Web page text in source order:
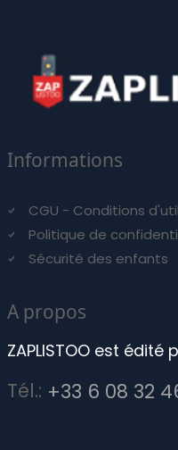
Informations
CGU - Conditions
Politique de
Sécurité des enfants
A propos
ZAPLISTOO est édité
Tél.: +33 6 08 32